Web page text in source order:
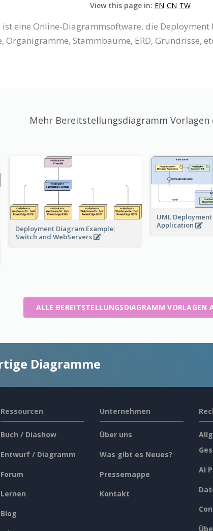
View this page in: EN CN TW
eine Online-Diagrammsoftware, die
Organigramme, Stammbäume, ERD, Grundrisse,
Mehr Bereitstellungsdiagramm Vorlagen
Deployment Diagram Example:
Switch and WebServers
UML
Application
ALLE BEREITSTELLUNGSDIAGRAMM VORLAGEN
Diagramme
Ressourcen
Buch / Diashow
Entwurf / Diagramm
Forum
Lernen
Blog
Unternehmen
Über uns
Was gibt es Neues?
Pressemappe
Kontakt
AI